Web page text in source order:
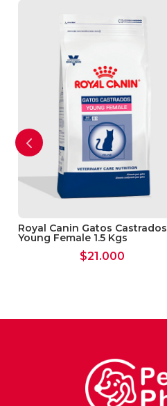
Royal Canin Gatos Castrados
Young Female 1.5 Kgs
$21.000